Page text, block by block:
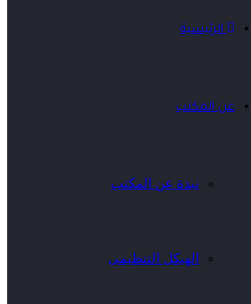
الرئيسية
عن المكتب
نبذة عن المكتب
الهيكل التنظيمى